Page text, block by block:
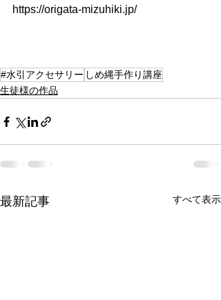
https://origata-mizuhiki.jp/
#水引アクセサリー しめ縄手作り講座
生徒様の作品
最新記事 すべて表示